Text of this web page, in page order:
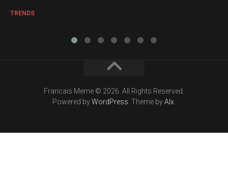
TRENDS
Francais Meme © 2026. All Rights Reserved.
Powered byWordPress . Theme byAlx